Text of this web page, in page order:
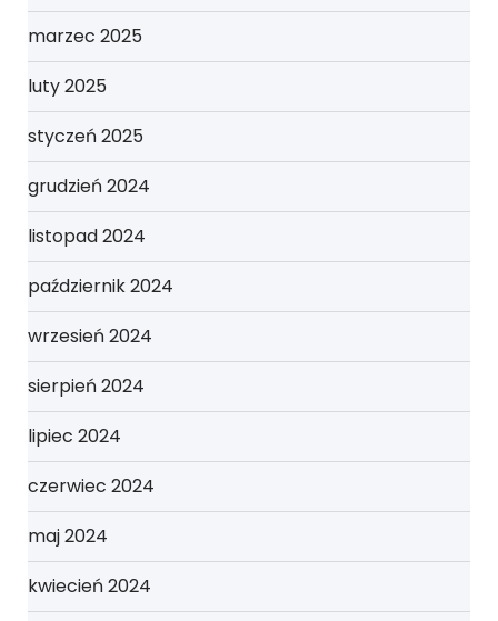
marzec 2025
luty 2025
styczeń 2025
grudzień 2024
listopad 2024
październik 2024
wrzesień 2024
sierpień 2024
lipiec 2024
czerwiec 2024
maj 2024
kwiecień 2024